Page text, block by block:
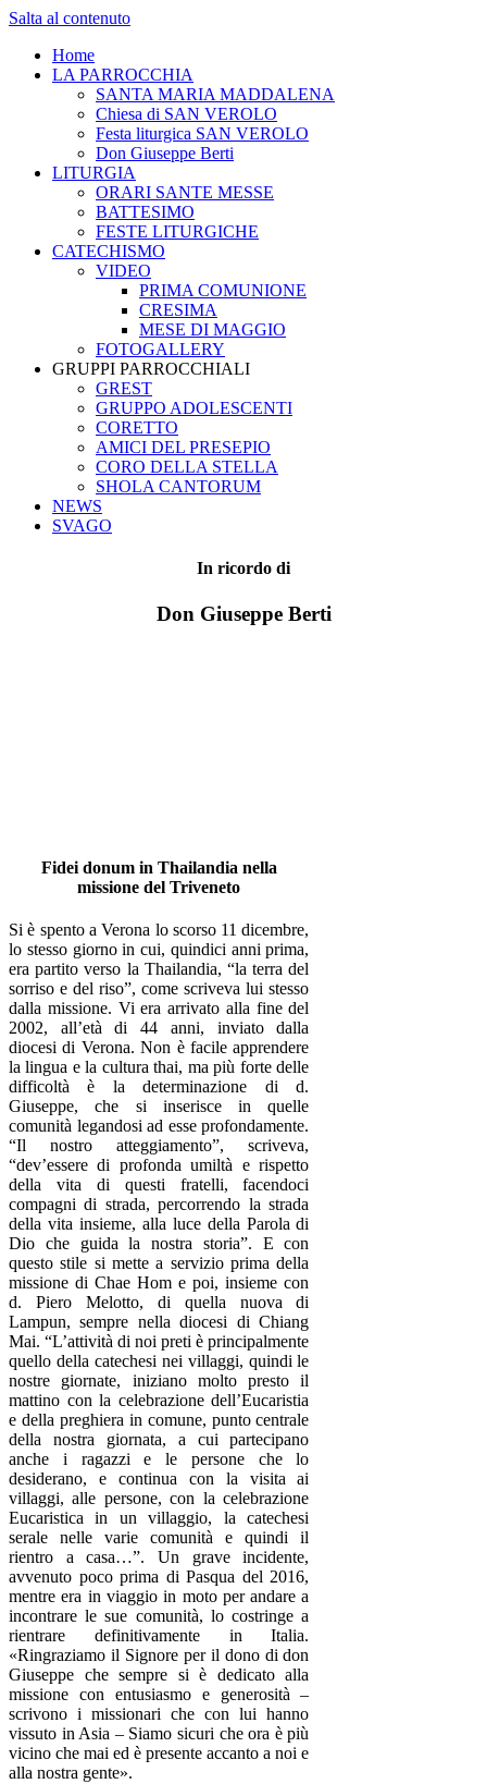
Salta al contenuto
Home
LA PARROCCHIA
SANTA MARIA MADDALENA
Chiesa di SAN VEROLO
Festa liturgica SAN VEROLO
Don Giuseppe Berti
LITURGIA
ORARI SANTE MESSE
BATTESIMO
FESTE LITURGICHE
CATECHISMO
VIDEO
PRIMA COMUNIONE
CRESIMA
MESE DI MAGGIO
FOTOGALLERY
GRUPPI PARROCCHIALI
GREST
GRUPPO ADOLESCENTI
CORETTO
AMICI DEL PRESEPIO
CORO DELLA STELLA
SHOLA CANTORUM
NEWS
SVAGO
In ricordo di
Don Giuseppe Berti
Fidei donum in Thailandia nella
missione del Triveneto
Si è spento a Verona lo scorso 11 dicembre,
lo stesso giorno in cui, quindici anni prima,
era partito verso la Thailandia, “la terra del
sorriso e del riso”, come scriveva lui stesso
dalla missione. Vi era arrivato alla fine del
2002, all’età di 44 anni, inviato dalla
diocesi di Verona. Non è facile apprendere
la lingua e la cultura thai, ma più forte delle
difficoltà è la determinazione di d.
Giuseppe, che si inserisce in quelle
comunità legandosi ad esse profondamente.
“Il nostro atteggiamento”, scriveva,
“dev’essere di profonda umiltà e rispetto
della vita di questi fratelli, facendoci
compagni di strada, percorrendo la strada
della vita insieme, alla luce della Parola di
Dio che guida la nostra storia”. E con
questo stile si mette a servizio prima della
missione di Chae Hom e poi, insieme con
d. Piero Melotto, di quella nuova di
Lampun, sempre nella diocesi di Chiang
Mai. “L’attività di noi preti è principalmente
quello della catechesi nei villaggi, quindi le
nostre giornate, iniziano molto presto il
mattino con la celebrazione dell’Eucaristia
e della preghiera in comune, punto centrale
della nostra giornata, a cui partecipano
anche i ragazzi e le persone che lo
desiderano, e continua con la visita ai
villaggi, alle persone, con la celebrazione
Eucaristica in un villaggio, la catechesi
serale nelle varie comunità e quindi il
rientro a casa…”. Un grave incidente,
avvenuto poco prima di Pasqua del 2016,
mentre era in viaggio in moto per andare a
incontrare le sue comunità, lo costringe a
rientrare definitivamente in Italia.
«Ringraziamo il Signore per il dono di don
Giuseppe che sempre si è dedicato alla
missione con entusiasmo e generosità –
scrivono i missionari che con lui hanno
vissuto in Asia – Siamo sicuri che ora è più
vicino che mai ed è presente accanto a noi e
alla nostra gente».